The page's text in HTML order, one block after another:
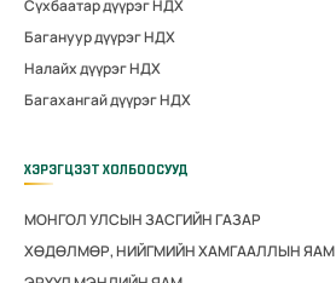
Сүхбаатар дүүрэг НДХ
Багануур дүүрэг НДХ
Налайх дүүрэг НДХ
Багахангай дүүрэг НДХ
ХЭРЭГЦЭЭТ ХОЛБООСУУД
МОНГОЛ УЛСЫН ЗАСГИЙН ГАЗАР
ХӨДӨЛМӨР, НИЙГМИЙН ХАМГААЛЛЫН ЯАМ